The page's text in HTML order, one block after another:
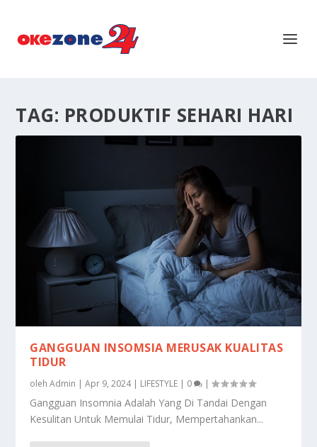
TAG: PRODUKTIF SEHARI HARI
GANGGUAN INSOMSIA MERUSAK KUALITAS
TIDUR
olehAdmin |Apr 9, 2024| LIFESTYLE | 0 |
Gangguan Insomnia Adalah Yang Di Tandai Dengan
Kesulitan Untuk Memulai Tidur, Mempertahankan...